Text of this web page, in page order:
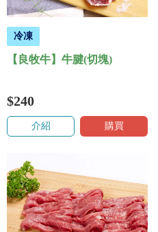
冷凍
【良牧牛】牛腱(切塊)
$240
介紹 購買